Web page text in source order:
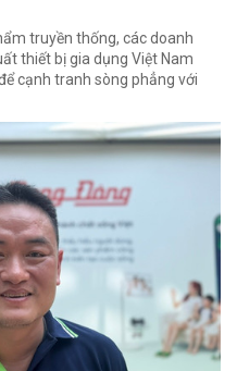
truyền thống, các doanh
thiết bị gia dụng Việt Nam
cạnh tranh sòng phẳng với